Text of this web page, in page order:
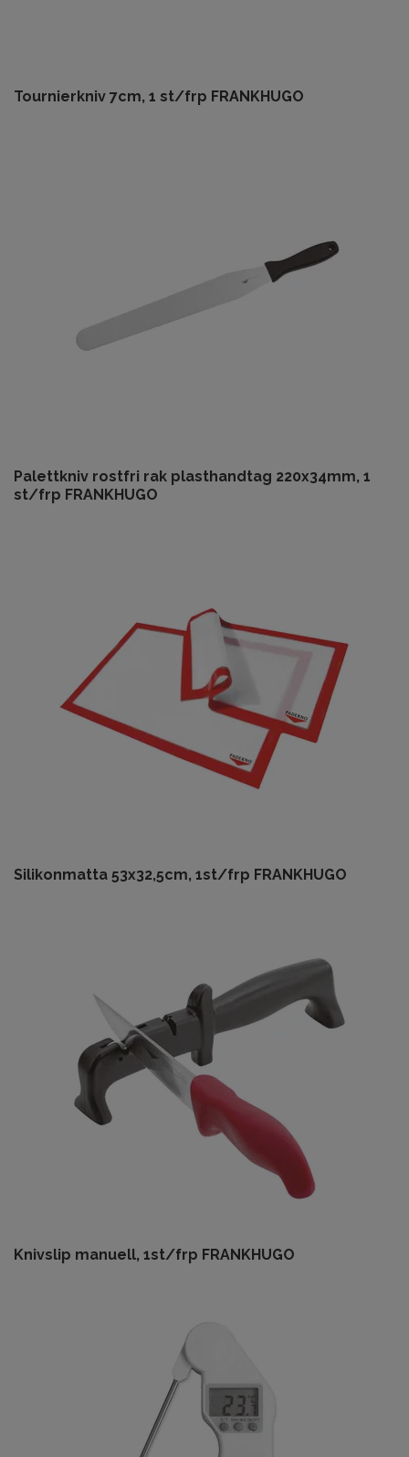
Tournierkniv 7cm, 1 st/frp FRANKHUGO
Palettkniv rostfri rak plasthandtag 220x34mm, 1
st/frp FRANKHUGO
Silikonmatta 53x32,5cm, 1st/frp FRANKHUGO
Knivslip manuell, 1st/frp FRANKHUGO